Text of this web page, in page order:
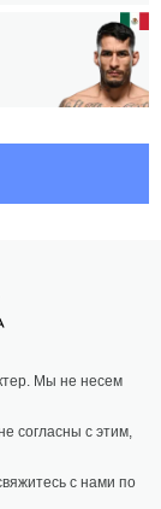
Мы не несем
согласны с этим,
с нами по